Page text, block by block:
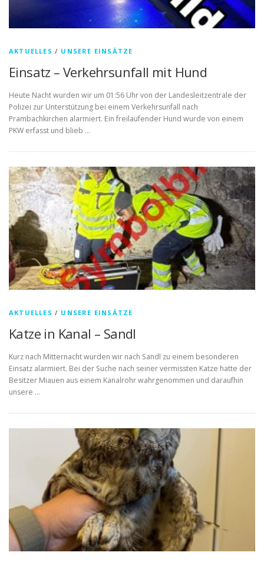
AKTUELLES / UNSERE EINSÄTZE
Einsatz – Verkehrsunfall mit Hund
Heute Nacht wurden wir um 01:56 Uhr von der Landesleitzentrale der
Polizei zur Unterstützung bei einem Verkehrsunfall nach
Prambachkirchen alarmiert. Ein freilaufender Hund wurde von einem
PKW erfasst und blieb …
AKTUELLES / UNSERE EINSÄTZE
Katze in Kanal – Sandl
Kurz nach Mitternacht wurden wir nach Sandl zu einem besonderen
Einsatz alarmiert. Bei der Suche nach seiner vermissten Katze hatte der
Besitzer Miauen aus einem Kanalrohr wahrgenommen und daraufhin
unsere …